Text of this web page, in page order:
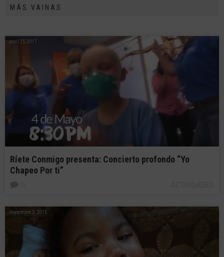
MÁS VAINAS
abril 25, 2017
Ríete Conmigo presenta: Concierto profondo “Yo
Chapeo Por ti”
noviembre 3, 2015